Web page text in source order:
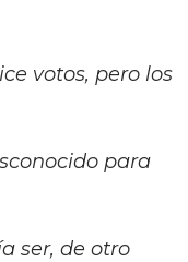
votos, pero los
para
ser, de otro